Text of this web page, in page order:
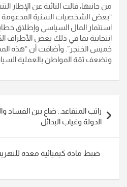
من جانبها، قالت النائبة عن الإطار
“بعض الشخصيات السنية المدعومة
استثمار المال السياسي وإطلاق
انتخابية بما في ذلك بعض الأطراف
خميس الخنجر”. وأضافت أن “هذه
وتضعف ثقة المواطن بالعملية
المقالات
راتب المتقاعد.. ضاع بين الفساد
الدولة وغياب البدائل
ضبط مادة كيميائية معده